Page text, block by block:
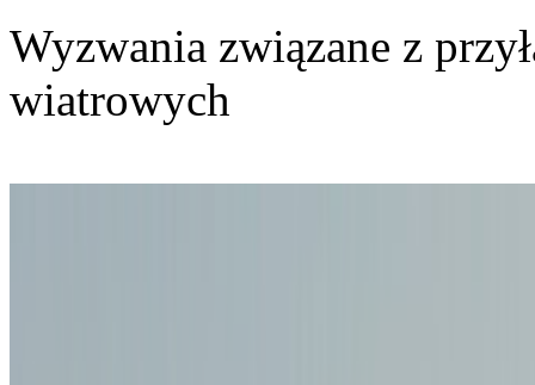
Wyzwania związane z
wiatrowych